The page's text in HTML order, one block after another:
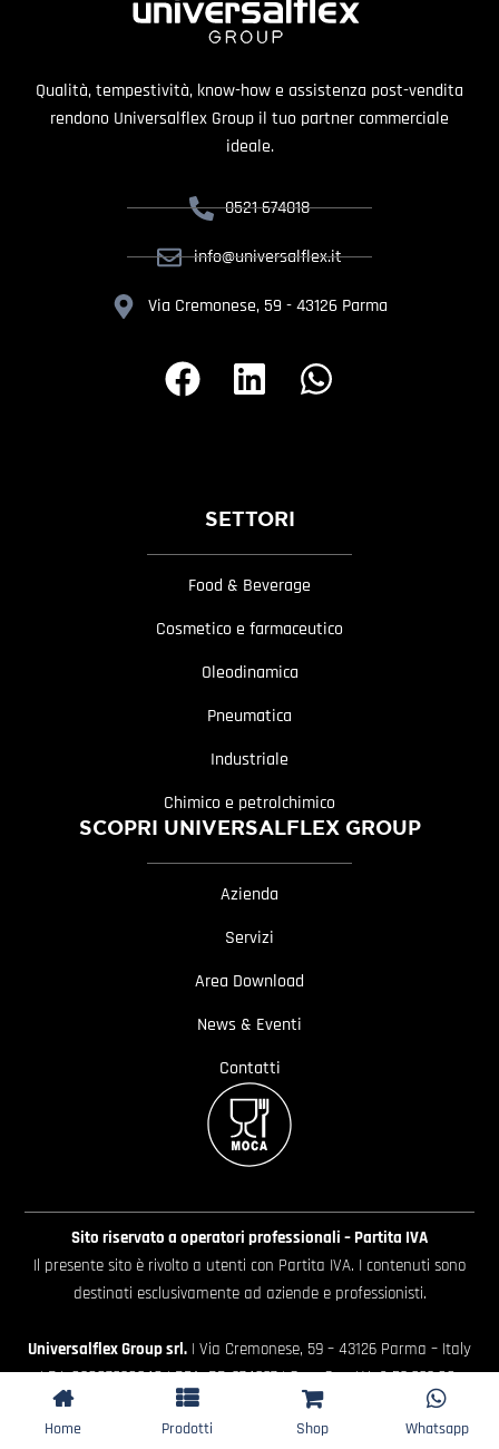
Qualità, tempestività, know-how e assistenza post-vendita
rendono Universalflex Group il tuo partner commerciale
ideale.
0521 674018
info@universalflex.it
Via Cremonese, 59 - 43126 Parma
SETTORI
Food & Beverage
Cosmetico e farmaceutico
Oleodinamica
Pneumatica
Industriale
Chimico e petrolchimico
SCOPRI UNIVERSALFLEX GROUP
Azienda
Servizi
Area Download
News & Eventi
Contatti
Sito riservato a operatori professionali – Partita IVA
Il presente sito è rivolto a utenti con Partita IVA. I contenuti sono
destinati esclusivamente ad aziende e professionisti.
Universalflex Group srl. | Via Cremonese, 59 – 43126 Parma – Italy
| P.I. 02887620348 | REA: PR-274997 | Cap. Soc. I.V. € 52.632,00
Whistleblowing
Privacy policy Cookie policy
Preferenze
Cookie| Website by Extraweb
Home Prodotti Shop Whatsapp